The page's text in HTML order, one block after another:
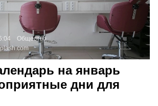
Общество
на январь
дни для